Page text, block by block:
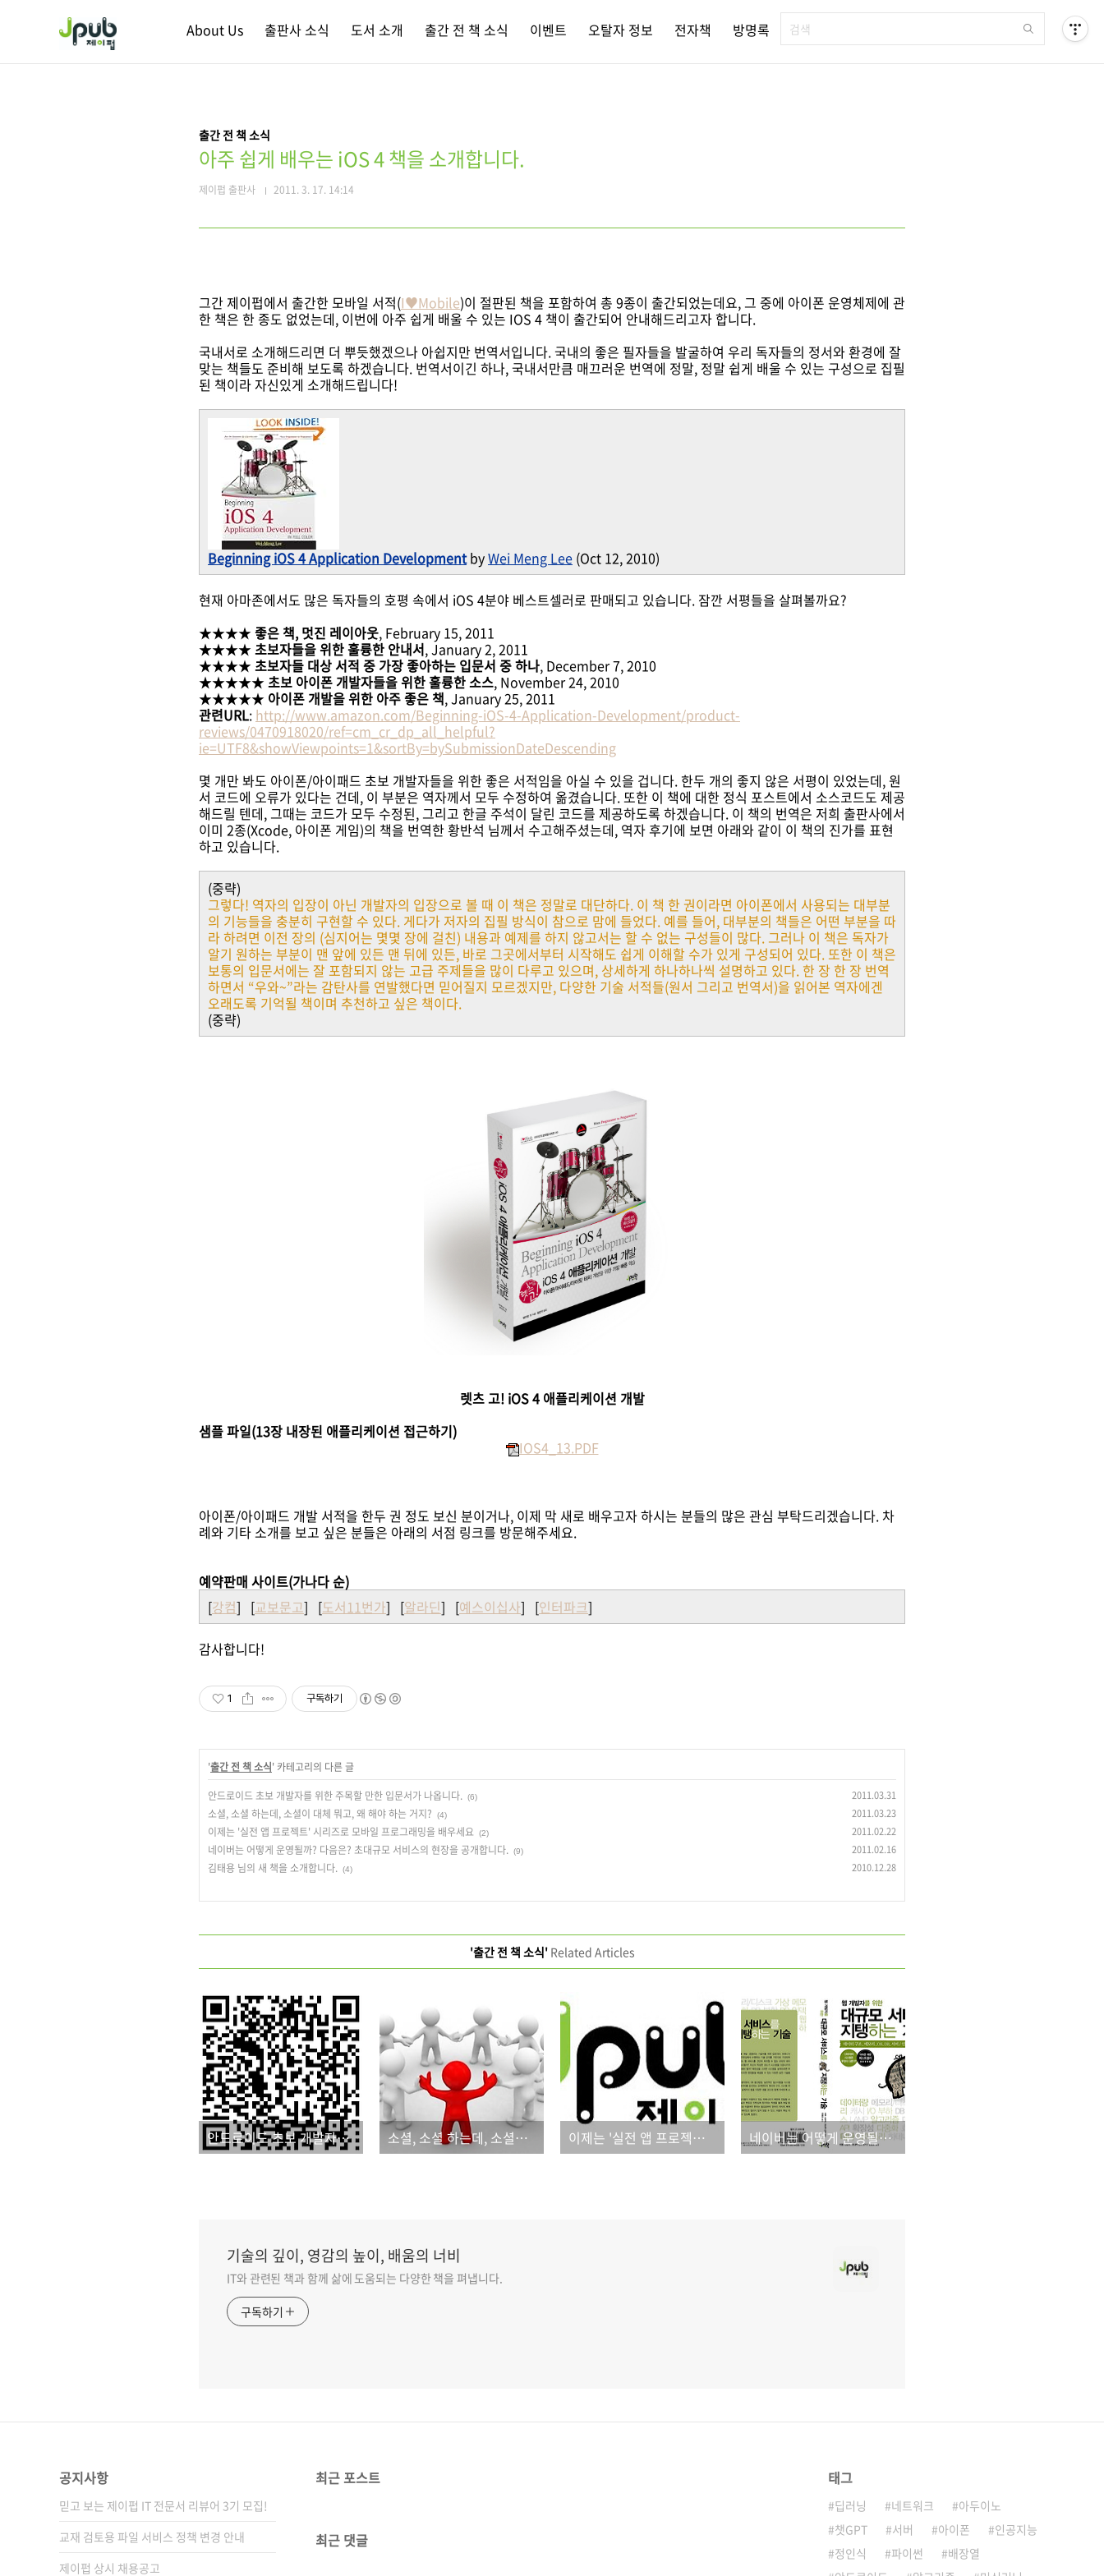
About Us 출판사 소식 도서 소개 출간 전 책 소식 이벤트 오탈자 정보 전자책 방명록
출간 전 책 소식
아주 쉽게 배우는 iOS 4 책을 소개합니다.
제이펍 출판사 2011. 3. 17. 14:14
그간 제이펍에서 출간한 모바일 서적(I♥Mobile)이 절판된 책을 포함하여 총 9종이 출간되었는데요, 그 중에 아이폰 운영체제에 관
한 책은 한 종도 없었는데, 이번에 아주 쉽게 배울 수 있는 IOS 4 책이 출간되어 안내해드리고자 합니다.
국내서로 소개해드리면 더 뿌듯했겠으나 아쉽지만 번역서입니다. 국내의 좋은 필자들을 발굴하여 우리 독자들의 정서와 환경에 잘
맞는 책들도 준비해 보도록 하겠습니다. 번역서이긴 하나, 국내서만큼 매끄러운 번역에 정말, 정말 쉽게 배울 수 있는 구성으로 집필
된 책이라 자신있게 소개해드립니다!
Beginning iOS 4 Application Development byWei Meng Lee (Oct 12, 2010)
현재 아마존에서도 많은 독자들의 호평 속에서 iOS 4분야 베스트셀러로 판매되고 있습니다. 잠깐 서평들을 살펴볼까요?
★★★★ 좋은 책, 멋진 레이아웃, February 15, 2011
★★★★ 초보자들을 위한 훌륭한 안내서, January 2, 2011
★★★★ 초보자들 대상 서적 중 가장 좋아하는 입문서 중 하나, December 7, 2010
★★★★★ 초보 아이폰 개발자들을 위한 훌륭한 소스, November 24, 2010
★★★★★ 아이폰 개발을 위한 아주 좋은 책, January 25, 2011
관련URL: http://www.amazon.com/Beginning-iOS-4-Application-Development/product-
reviews/0470918020/ref=cm_cr_dp_all_helpful?
ie=UTF8&showViewpoints=1&sortBy=bySubmissionDateDescending
몇 개만 봐도 아이폰/아이패드 초보 개발자들을 위한 좋은 서적임을 아실 수 있을 겁니다. 한두 개의 좋지 않은 서평이 있었는데, 원
서 코드에 오류가 있다는 건데, 이 부분은 역자께서 모두 수정하여 옮겼습니다. 또한 이 책에 대한 정식 포스트에서 소스코드도 제공
해드릴 텐데, 그때는 코드가 모두 수정된, 그리고 한글 주석이 달린 코드를 제공하도록 하겠습니다. 이 책의 번역은 저희 출판사에서
이미 2종(Xcode, 아이폰 게임)의 책을 번역한 황반석 님께서 수고해주셨는데, 역자 후기에 보면 아래와 같이 이 책의 진가를 표현
하고 있습니다.
(중략)
그렇다! 역자의 입장이 아닌 개발자의 입장으로 볼 때 이 책은 정말로 대단하다. 이 책 한 권이라면 아이폰에서 사용되는 대부분
의 기능들을 충분히 구현할 수 있다. 게다가 저자의 집필 방식이 참으로 맘에 들었다. 예를 들어, 대부분의 책들은 어떤 부분을 따
라 하려면 이전 장의 (심지어는 몇몇 장에 걸친) 내용과 예제를 하지 않고서는 할 수 없는 구성들이 많다. 그러나 이 책은 독자가
알기 원하는 부분이 맨 앞에 있든 맨 뒤에 있든, 바로 그곳에서부터 시작해도 쉽게 이해할 수가 있게 구성되어 있다. 또한 이 책은
보통의 입문서에는 잘 포함되지 않는 고급 주제들을 많이 다루고 있으며, 상세하게 하나하나씩 설명하고 있다. 한 장 한 장 번역
하면서 “우와~”라는 감탄사를 연발했다면 믿어질지 모르겠지만, 다양한 기술 서적들(원서 그리고 번역서)을 읽어본 역자에겐
오래도록 기억될 책이며 추천하고 싶은 책이다.
(중략)
렛츠 고! iOS 4 애플리케이션 개발
샘플 파일(13장 내장된 애플리케이션 접근하기)
IOS4_13.PDF
아이폰/아이패드 개발 서적을 한두 권 정도 보신 분이거나, 이제 막 새로 배우고자 하시는 분들의 많은 관심 부탁드리겠습니다. 차
례와 기타 소개를 보고 싶은 분들은 아래의 서점 링크를 방문해주세요.
예약판매 사이트(가나다 순)
[강컴] [교보문고] [도서11번가] [알라딘] [예스이십사] [인터파크]
감사합니다!
1 구독하기
'출간 전 책 소식' 카테고리의 다른 글
안드로이드 초보 개발자를 위한 주목할 만한 입문서가 나옵니다. (6) 2011.03.31
소셜, 소셜 하는데, 소셜이 대체 뭐고, 왜 해야 하는 거지? (4) 2011.03.23
이제는 '실전 앱 프로젝트' 시리즈로 모바일 프로그래밍을 배우세요 (2) 2011.02.22
네이버는 어떻게 운영될까? 다음은? 초대규모 서비스의 현장을 공개합니다. (9) 2011.02.16
김태용 님의 새 책을 소개합니다. (4) 2010.12.28
'출간 전 책 소식'Related Articles
안드로이드 초보 개발자를 위한 주목할 만한 입문서가 나옵니다. 소셜, 소셜 하는데, 소셜이 대체 뭐고, 왜 해야 하는 거지? 이제는 '실전 앱 프로젝트' 시리즈로 모바일 프로그래밍을 배우세요 네이버는 어떻게 운영될까? 다음은? 초대규모 서비스의 현장을 공개합니다.
기술의 깊이, 영감의 높이, 배움의 너비
IT와 관련된 책과 함께 삶에 도움되는 다양한 책을 펴냅니다.
구독하기
공지사항
믿고 보는 제이펍 IT 전문서 리뷰어 3기 모집!
교재 검토용 파일 서비스 정책 변경 안내
제이펍 상시 채용공고
최근 포스트
최근 댓글
태그
딥러닝 네트워크
아두이노
챗GPT
서버 아이폰
인공지능
정인식
파이썬
배장열